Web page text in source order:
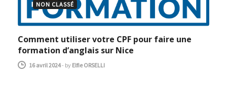
NON CLASSÉ
Comment utiliser votre CPF pour faire une
formation d’anglais sur Nice
16 avril 2024- by Elfie ORSELLI